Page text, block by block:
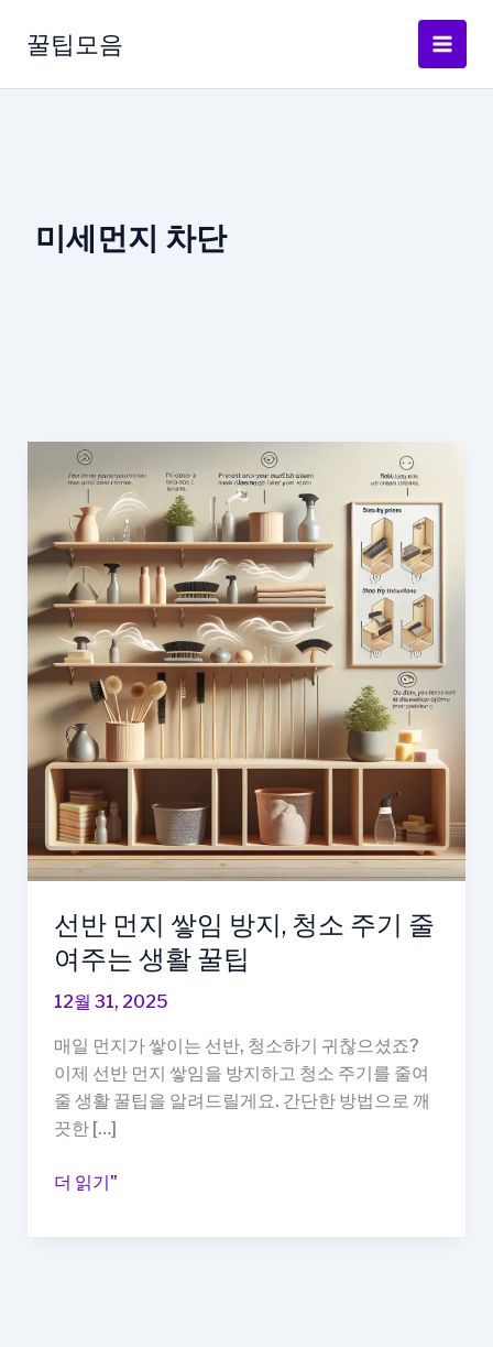
로
꿀팁모음
미세먼지 차단
선반 먼지 쌓임 방지, 청소 주기 줄
여주는 생활 꿀팁
12월 31, 2025
매일 먼지가 쌓이는 선반, 청소하기 귀찮으셨죠?
이제 선반 먼지 쌓임을 방지하고 청소 주기를 줄여
줄 생활 꿀팁을 알려드릴게요. 간단한 방법으로 깨
끗한 […]
선
더 읽기"